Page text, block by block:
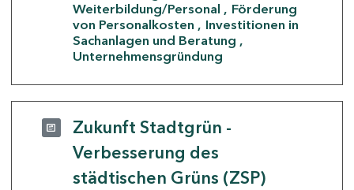
Weiterbildung/Personal
Förderung
von Personalkosten
Investitionen in
Sachanlagen und Beratung
Unternehmensgründung
Zukunft Stadtgrün -
Verbesserung des
städtischen Grüns (ZSP)